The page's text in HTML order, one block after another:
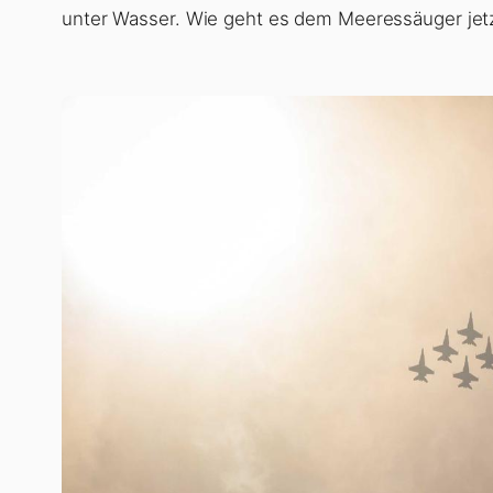
unter Wasser. Wie geht es dem Meeressäuger